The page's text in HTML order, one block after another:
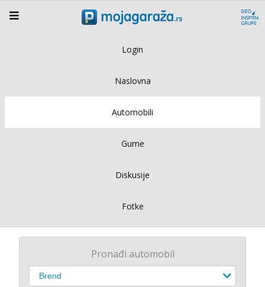
Login
Naslovna
Automobili
Gume
Diskusije
Fotke
Pronađi automobil